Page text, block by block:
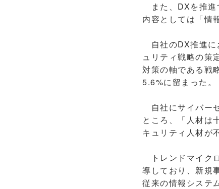
また、DXを推進
内容としては「情
自社のDX推進に
ュリティ戦略の策
対策の軸である戦
5.6%に留まった。
自社にサイバー
ところ、「人材は
キュリティ人材が
トレンドマイク
導しており、新規
従来の情報システ